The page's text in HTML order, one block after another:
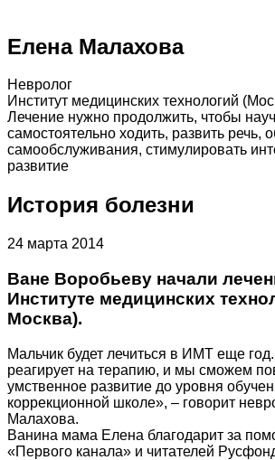
Елена Малахова
Невролог
Институт медицинских технологий
Лечение нужно продолжить, чтобы
самостоятельно ходить, развить речь,
самообслуживания, стимулировать
развитие
История болезни
24 марта 2014
Ване Воробьеву начали
Институте медицинских
Москва).
Мальчик будет лечиться в ИМТ еще
реагирует на терапию, и мы сможем
умственное развитие до уровня
коррекционной школе», – говорит
Малахова.
Ванина мама Елена благодарит за
«Первого канала» и читателей